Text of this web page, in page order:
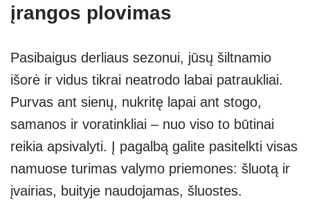
įrangos plovimas
Pasibaigus derliaus sezonui, jūsų šiltnamio
išorė ir vidus tikrai neatrodo labai patraukliai.
Purvas ant sienų, nukritę lapai ant stogo,
samanos ir voratinkliai – nuo viso to būtinai
reikia apsivalyti. Į pagalbą galite pasitelkti visas
namuose turimas valymo priemones: šluotą ir
įvairias, buityje naudojamas, šluostes.